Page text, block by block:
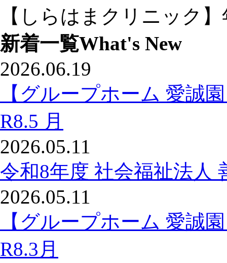
【しらはまクリニック
新着一覧What's New
2026.06.19
【グループホーム 愛誠
R8.5 月
2026.05.11
令和8年度 社会福祉法人
2026.05.11
【グループホーム 愛誠
R8.3月